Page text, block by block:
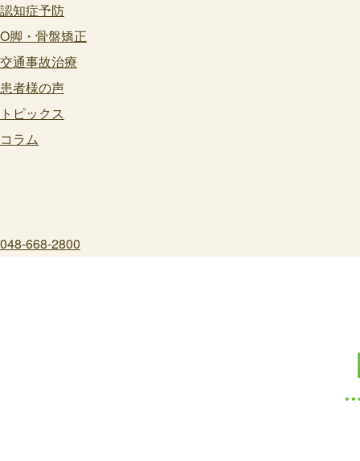
認知症予防
O脚・骨盤矯正
交通事故治療
患者様の声
トピックス
コラム
048-668-2800